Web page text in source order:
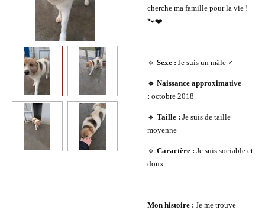
cherche ma famille pour la vie !
🐾❤️
🔹 Sexe : Je suis un mâle ♂️
🔹 Naissance approximative
: octobre 2018
🔹 Taille : Je suis de taille
moyenne
🔹 Caractère : Je suis sociable et
doux
Mon histoire : Je me trouve